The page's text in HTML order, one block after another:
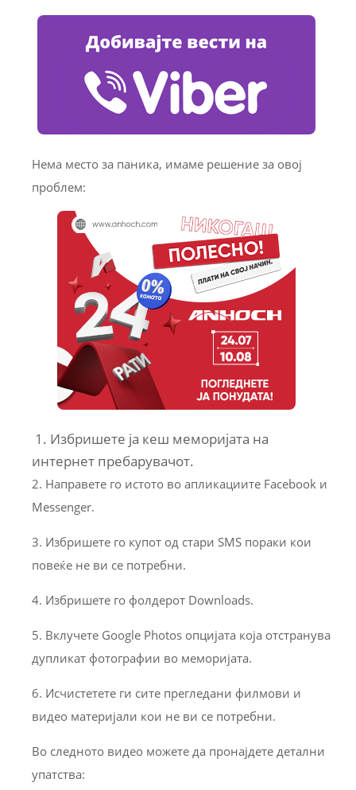
Нема место за паника, имаме решение за овој
проблем:
1. Избришете ја кеш меморијата на
интернет пребарувачот.
2. Направете го истото во апликациите Facebook и
Messenger.
3. Избришете го купот од стари SMS пораки кои
повеќе не ви се потребни.
4. Избришете го фолдерот Downloads.
5. Вклучете Google Photos опцијата која отстранува
дупликат фотографии во меморијата.
6. Исчистетете ги сите прегледани филмови и
видео материјали кои не ви се потребни.
Во следното видео можете да пронајдете детални
упатства: